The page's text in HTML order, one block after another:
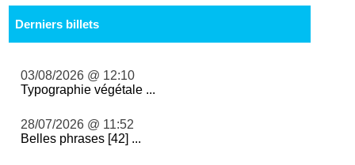
Derniers billets
03/08/2026 @ 12:10
Typographie végétale ...
28/07/2026 @ 11:52
Belles phrases [42] ...